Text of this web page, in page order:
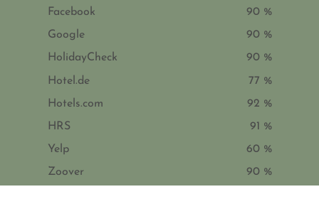
Facebook
90 %
Google
90 %
HolidayCheck
90 %
Hotel.de
77 %
Hotels.com
92 %
HRS
91 %
Yelp
60 %
Zoover
90 %